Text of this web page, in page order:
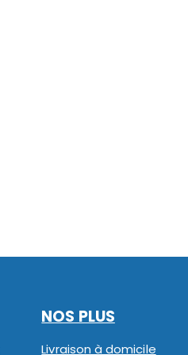
NOS PLUS
Livraison à domicile